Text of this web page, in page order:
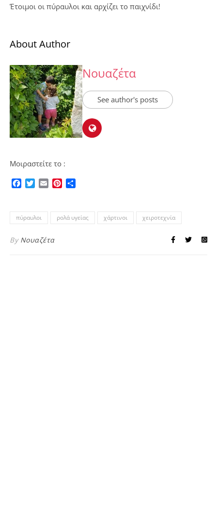
Έτοιμοι οι πύραυλοι και αρχίζει το παιχνίδι!
About Author
Νουαζέτα
See author's posts
Μοιραστείτε το :
Facebook
TwitterEmailPinterest
πύραυλοι ρολά υγείας χάρτινοι χειροτεχνία
By Νουαζέτα